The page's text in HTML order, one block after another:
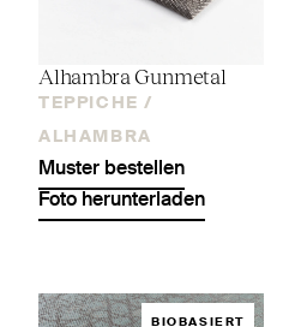
Alhambra Gunmetal
TEPPICHE /
ALHAMBRA
Muster bestellen
Foto herunterladen
BIOBASIERT